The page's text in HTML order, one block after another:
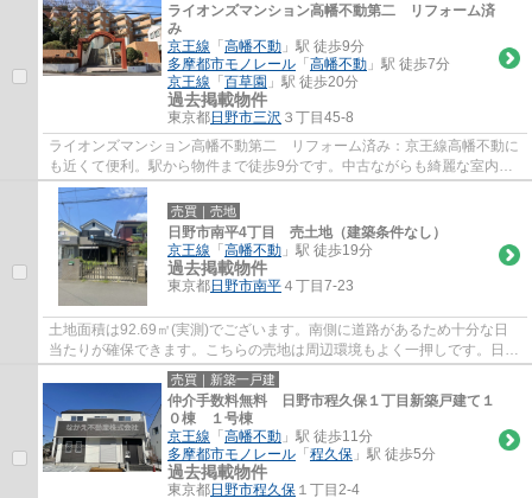
ライオンズマンション高幡不動第二 リフォーム済
み
京王線 「 高幡不動 」駅 徒歩9分
多摩都市モノレール 「 高幡不動 」駅 徒歩7分
京王線 「 百草園 」駅 徒歩20分
過去掲載物件
東京都日野市三沢 ３丁目45-8
ライオンズマンション高幡不動第二 リフォーム済み：京王線高幡不動に
も近くて便利。駅から物件まで徒歩9分です。中古ながらも綺麗な室内と
魅力的な住環境のマンションです。日野市で...
売買｜売地
日野市南平4丁目 売土地（建築条件なし）
京王線 「 高幡不動 」駅 徒歩19分
過去掲載物件
東京都日野市南平 ４丁目7-23
土地面積は92.69㎡(実測)でございます。南側に道路があるため十分な日
当たりが確保できます。こちらの売地は周辺環境もよく一押しです。日野
市まで土地をお探しなら、042-506-6841、ま...
売買｜新築一戸建
仲介手数料無料 日野市程久保１丁目新築戸建て１
０棟 １号棟
京王線 「 高幡不動 」駅 徒歩11分
多摩都市モノレール 「 程久保 」駅 徒歩5分
過去掲載物件
東京都日野市程久保 １丁目2-4